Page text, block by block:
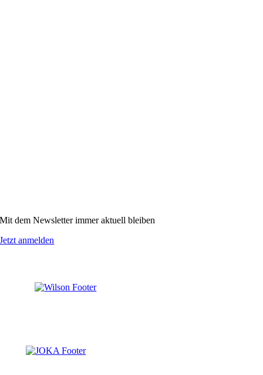
Mit dem Newsletter immer aktuell bleiben
Jetzt anmelden